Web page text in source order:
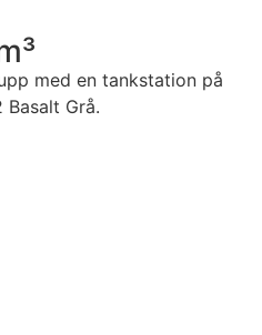
med en tankstation på
Grå.